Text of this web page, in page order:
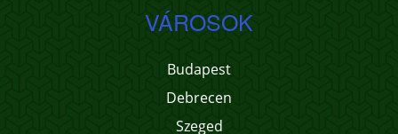
VÁROSOK
Budapest
Debrecen
Szeged